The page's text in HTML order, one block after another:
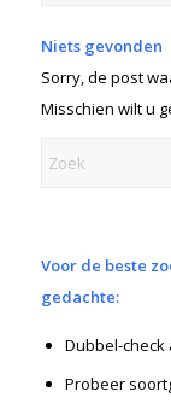
Niets gevonden
Sorry, de post
Misschien wilt u
Voor de beste
gedachte:
Dubbel-check
Probeer